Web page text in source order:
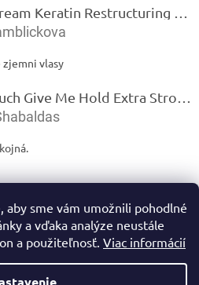
aby sme vám umožnili pohodlné
a vďaka analýze neustále
a použiteľnosť. Viac informácií
je 5 z 5 hviezdičiek.
zjemni vlasy
je 5 z 5 hviezdičiek.